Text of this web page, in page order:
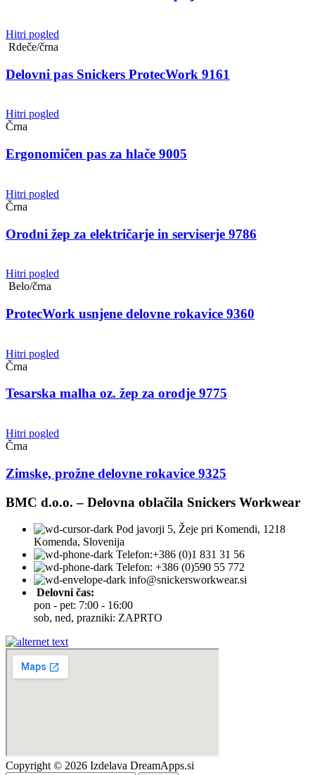
Hitri pogled
Rdeče/črna
Delovni pas Snickers ProtecWork 9161
Hitri pogled
Črna
Ergonomičen pas za hlače 9005
Hitri pogled
Črna
Orodni žep za električarje in serviserje 9786
Hitri pogled
Belo/črna
ProtecWork usnjene delovne rokavice 9360
Hitri pogled
Črna
Tesarska malha oz. žep za orodje 9775
Hitri pogled
Črna
Zimske, prožne delovne rokavice 9325
BMC d.o.o. – Delovna oblačila Snickers Workwear
Pod javorji 5, Žeje pri Komendi, 1218
Komenda, Slovenija
Telefon:+386 (0)1 831 31 56
Telefon: +386 (0)590 55 772
info@snickersworkwear.si
Delovni čas:
pon - pet: 7:00 - 16:00
sob, ned, prazniki: ZAPRTO
Copyright © 2026 Izdelava DreamApps.si